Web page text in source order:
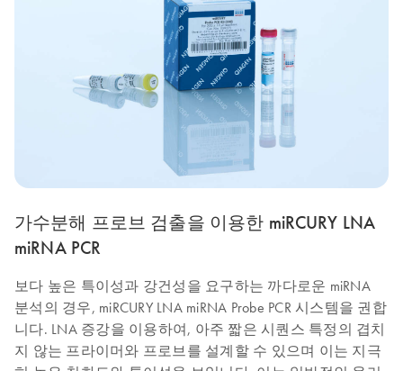
가수분해 프로브 검출을 이용한 miRCURY LNA
miRNA PCR
보다 높은 특이성과 강건성을 요구하는 까다로운 miRNA
분석의 경우, miRCURY LNA miRNA Probe PCR 시스템을 권합
니다. LNA 증강을 이용하여, 아주 짧은 시퀀스 특정의 겹치
지 않는 프라이머와 프로브를 설계할 수 있으며 이는 지극